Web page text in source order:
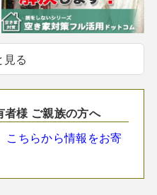
見る
者様 ご親族の方へ
こちらから情報をお寄